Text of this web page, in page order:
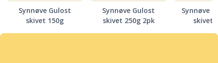
Synnøve Gulost
skivet 150g
Synnøve Gulost
skivet 250g 2pk
Synnøve
skivet